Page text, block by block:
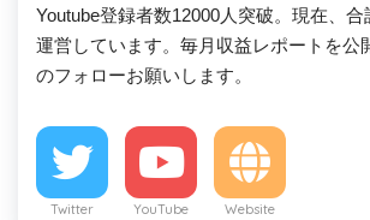
Youtube登録者数12000人突破。現在、
運営しています。毎月収益レポートを公
のフォローお願いします。
Twitter YouTube Website